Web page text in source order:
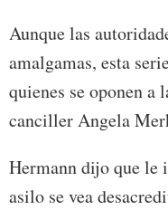
Aunque las
amalgamas, esta
quienes se oponen
canciller Angela
Hermann dijo que le
asilo se vea